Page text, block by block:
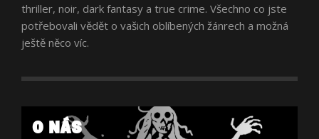
thriller, noir, dark fantasy a true crime. Všechno co jste
potřebovali vědět o vašich oblíbených žánrech a možná
ještě něco víc.
O NÁS